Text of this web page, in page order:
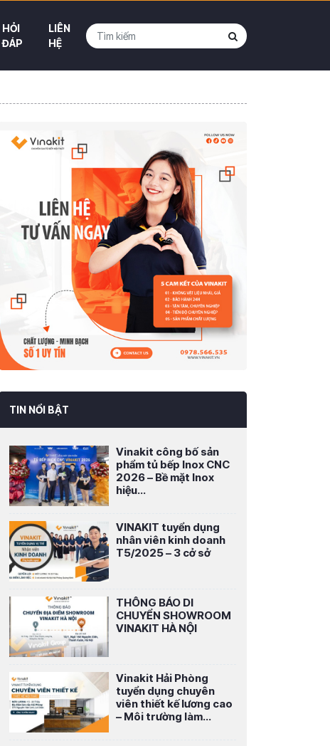
HỎI
ĐÁP
LIÊN
HỆ
TIN NỔI BẬT
Vinakit công bố sản
phẩm tủ bếp Inox CNC
2026 – Bề mặt Inox
hiệu...
VINAKIT tuyển dụng
nhân viên kinh doanh
T5/2025 – 3 cở sở
THÔNG BÁO DI
CHUYỂN SHOWROOM
VINAKIT HÀ NỘI
Vinakit Hải Phòng
tuyển dụng chuyên
viên thiết kế lương cao
– Môi trường làm...